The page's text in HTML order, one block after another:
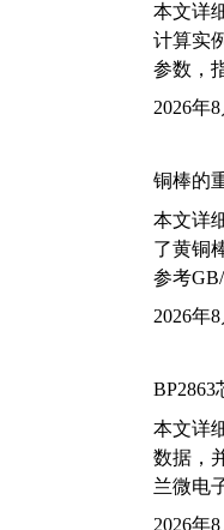
本文详
计算实
参数，
2026年8
铜棒的
本文详
了黄铜
参考
2026年8
本文详
数据，
兰微电
2026年8